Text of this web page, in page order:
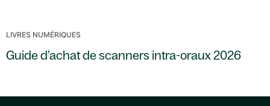
LIVRES NUMÉRIQUES
Guide d’achat de scanners intra-oraux 2026